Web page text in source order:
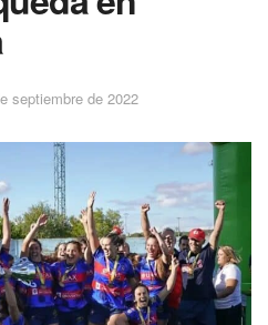
septiembre de 2022